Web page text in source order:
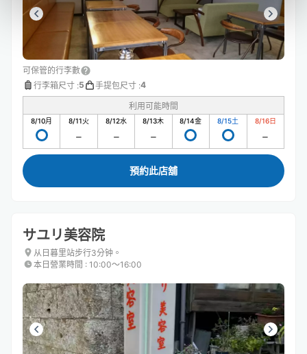
可保管的行李數
行李箱尺寸 :5 手提包尺寸 :4
利用可能時間
8/10月 8/11火 8/12水 8/13木 8/14金 8/15土 8/16日
預約此店舖
サユリ美容院
从日暮里站步行3分钟。
本日營業時間 : 10:00〜16:00